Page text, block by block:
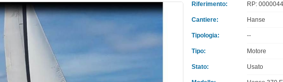
Riferimento: RP:
Cantiere: Hanse
Tipologia: --
Tipo: Motore
Stato: Usato